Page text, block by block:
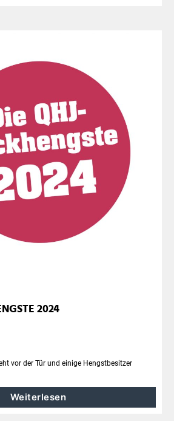
2024
vor der Tür und einige Hengstbesitzer
Weiterlesen